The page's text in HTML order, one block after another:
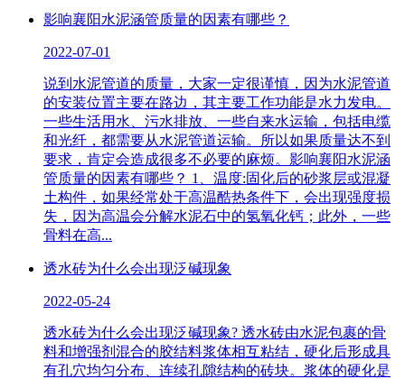
影响襄阳水泥涵管质量的因素有哪些？
2022-07-01
说到水泥管道的质量，大家一定很谨慎，因为水泥管道
的安装位置主要在路边，其主要工作功能是水力发电。
一些生活用水、污水排放、一些自来水运输，包括电缆
和光纤，都需要从水泥管道运输。所以如果质量达不到
要求，肯定会造成很多不必要的麻烦。影响襄阳水泥涵
管质量的因素有哪些？ 1、温度:固化后的砂浆层或混凝
土构件，如果经常处于高温酷热条件下，会出现强度损
失，因为高温会分解水泥石中的氢氧化钙；此外，一些
骨料在高...
透水砖为什么会出现泛碱现象
2022-05-24
透水砖为什么会出现泛碱现象? 透水砖由水泥包裹的骨
料和增强剂混合的胶结料浆体相互粘结，硬化后形成具
有孔穴均匀分布、连续孔隙结构的砖块。浆体的硬化是